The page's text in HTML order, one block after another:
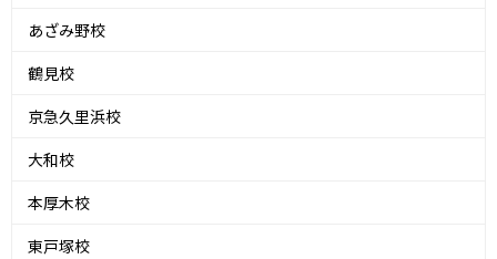
あざみ野校
鶴見校
京急久里浜校
大和校
本厚木校
東戸塚校